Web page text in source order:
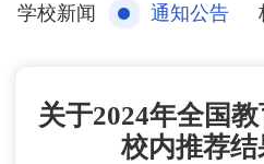
学校新闻 通知公告
关于2024年全国
校内推荐